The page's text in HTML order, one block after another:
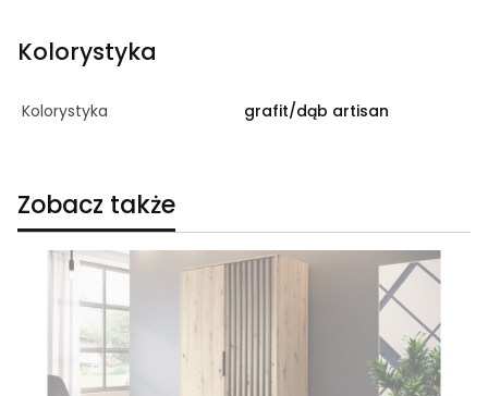
Kolorystyka
Kolorystyka grafit/dąb artisan
Zobacz także